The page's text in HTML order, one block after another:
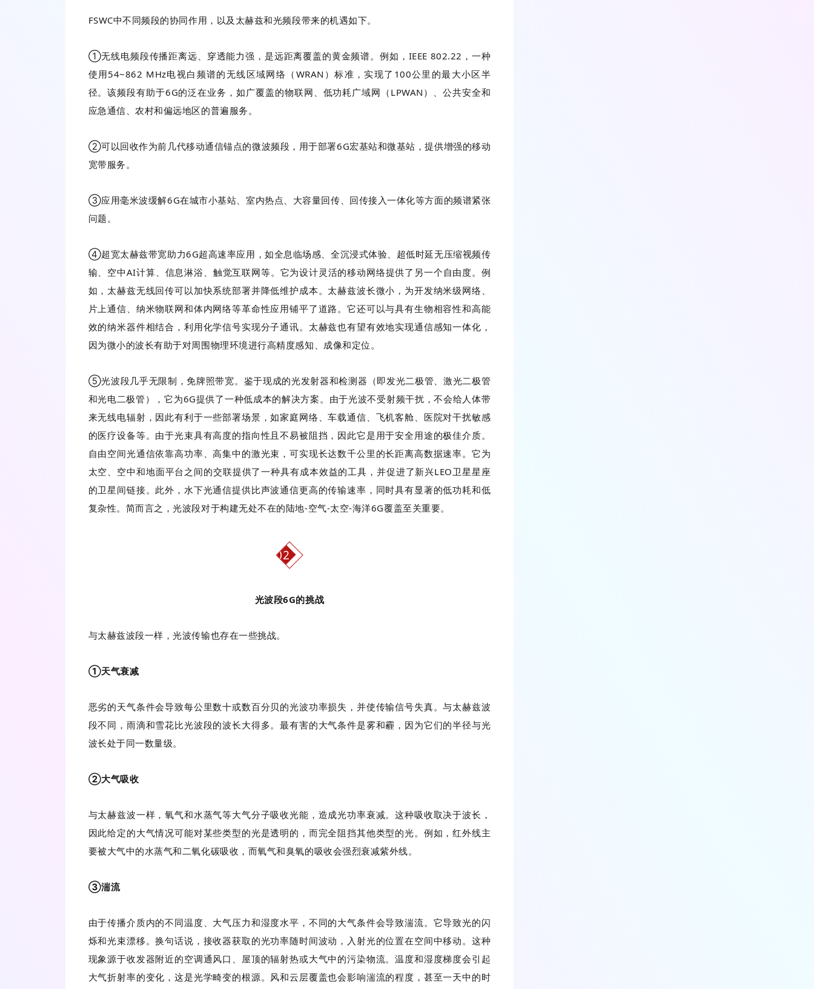
FSWC中不同频段的协同作用，以及太赫兹和光频段带来的机遇如下。
①无线电频段传播距离远、穿透能力强，是远距离覆盖的黄金频谱。例如，IEEE 802.22，一种
使用54~862 MHz电视白频谱的无线区域网络（WRAN）标准，实现了100公里的最大小区半
径。该频段有助于6G的泛在业务，如广覆盖的物联网、低功耗广域网（LPWAN）、公共安全和
应急通信、农村和偏远地区的普遍服务。
②可以回收作为前几代移动通信锚点的微波频段，用于部署6G宏基站和微基站，提供增强的移动
宽带服务。
③应用毫米波缓解6G在城市小基站、室内热点、大容量回传、回传接入一体化等方面的频谱紧张
问题。
④超宽太赫兹带宽助力6G超高速率应用，如全息临场感、全沉浸式体验、超低时延无压缩视频传
输、空中AI计算、信息淋浴、触觉互联网等。它为设计灵活的移动网络提供了另一个自由度。例
如，太赫兹无线回传可以加快系统部署并降低维护成本。太赫兹波长微小，为开发纳米级网络、
片上通信、纳米物联网和体内网络等革命性应用铺平了道路。它还可以与具有生物相容性和高能
效的纳米器件相结合，利用化学信号实现分子通讯。太赫兹也有望有效地实现通信感知一体化，
因为微小的波长有助于对周围物理环境进行高精度感知、成像和定位。
⑤光波段几乎无限制，免牌照带宽。鉴于现成的光发射器和检测器（即发光二极管、激光二极管
和光电二极管），它为6G提供了一种低成本的解决方案。由于光波不受射频干扰，不会给人体带
来无线电辐射，因此有利于一些部署场景，如家庭网络、车载通信、飞机客舱、医院对干扰敏感
的医疗设备等。由于光束具有高度的指向性且不易被阻挡，因此它是用于安全用途的极佳介质。
自由空间光通信依靠高功率、高集中的激光束，可实现长达数千公里的长距离高数据速率。它为
太空、空中和地面平台之间的交联提供了一种具有成本效益的工具，并促进了新兴LEO卫星星座
的卫星间链接。此外，水下光通信提供比声波通信更高的传输速率，同时具有显著的低功耗和低
复杂性。简而言之，光波段对于构建无处不在的陆地-空气-太空-海洋6G覆盖至关重要。
02
光波段6G的挑战
与太赫兹波段一样，光波传输也存在一些挑战。
①天气衰减
恶劣的天气条件会导致每公里数十或数百分贝的光波功率损失，并使传输信号失真。与太赫兹波
段不同，雨滴和雪花比光波段的波长大得多。最有害的大气条件是雾和霾，因为它们的半径与光
波长处于同一数量级。
②大气吸收
与太赫兹波一样，氧气和水蒸气等大气分子吸收光能，造成光功率衰减。这种吸收取决于波长，
因此给定的大气情况可能对某些类型的光是透明的，而完全阻挡其他类型的光。例如，红外线主
要被大气中的水蒸气和二氧化碳吸收，而氧气和臭氧的吸收会强烈衰减紫外线。
③湍流
由于传播介质内的不同温度、大气压力和湿度水平，不同的大气条件会导致湍流。它导致光的闪
烁和光束漂移。换句话说，接收器获取的光功率随时间波动，入射光的位置在空间中移动。这种
现象源于收发器附近的空调通风口、屋顶的辐射热或大气中的污染物流。温度和湿度梯度会引起
大气折射率的变化，这是光学畸变的根源。风和云层覆盖也会影响湍流的程度，甚至一天中的时